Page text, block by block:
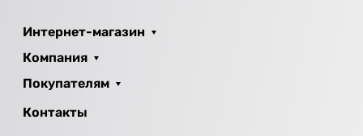
Интернет-магазин
Компания
Покупателям
Контакты